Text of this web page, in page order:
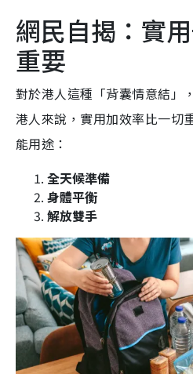
網民自揭：實
重要
對於港人這種「背囊情意結」
港人來說，實用加效率比一切
能用途：
全天候準備
身體平衡
解放雙手